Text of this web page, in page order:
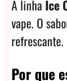
A linha Ice
vape. O
refrescante.
Por que